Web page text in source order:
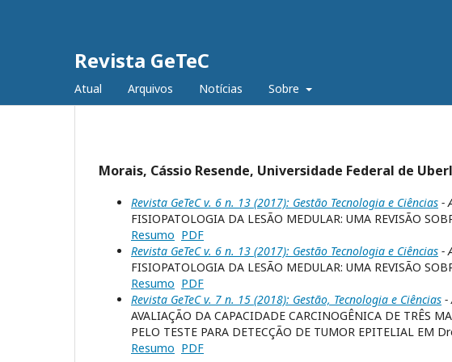
Revista GeTeC
Atual Arquivos Notícias Sobre
Morais, Cássio Resende, Universidade Federal de
Revista GeTeC v. 6 n. 13 (2017): Gestão Tecnologia e Ciências -
FISIOPATOLOGIA DA LESÃO MEDULAR: UMA REVISÃO
Resumo PDF
Revista GeTeC v. 6 n. 13 (2017): Gestão Tecnologia e Ciências -
FISIOPATOLOGIA DA LESÃO MEDULAR: UMA REVISÃO
Resumo PDF
Revista GeTeC v. 7 n. 15 (2018): Gestão, Tecnologia e Ciências -
AVALIAÇÃO DA CAPACIDADE CARCINOGÊNICA DE TRÊS
PELO TESTE PARA DETECÇÃO DE TUMOR EPITELIAL EM
Resumo PDF